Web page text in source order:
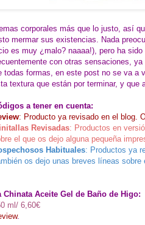
corporales más que lo justo, así
mermar sus existencias. Nada
es muy ¿malo? naaaa!), pero ha
con otras sensaciones,
todas formas, en este post no se va a
textura que están por terminar, y que
a tener en cuenta:
: Producto ya revisado en el blog.
Revisadas: Productos en
el que os dejo alguna pequeña
Habituales: Productos ya
os dejo unas breves líneas
Chinata Aceite Gel de Baño de Higo:
ml/ 6,60€
.